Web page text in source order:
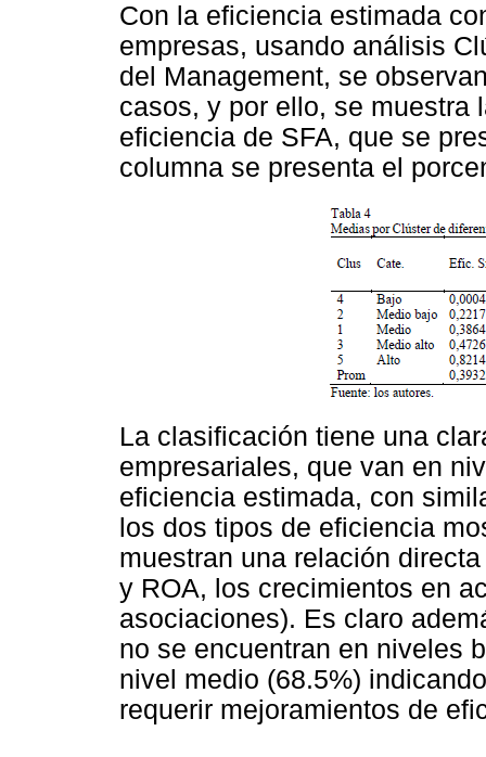
Con la eficiencia estimada
empresas, usando análisis
del Management, se
casos, y por ello, se muestra
eficiencia de SFA, que se
columna se presenta el
La clasificación tiene una
empresariales, que van en
eficiencia estimada, con
los dos tipos de eficiencia
muestran una relación
y ROA, los crecimientos en
asociaciones). Es claro
no se encuentran en niveles
nivel medio (68.5%)
requerir mejoramientos de